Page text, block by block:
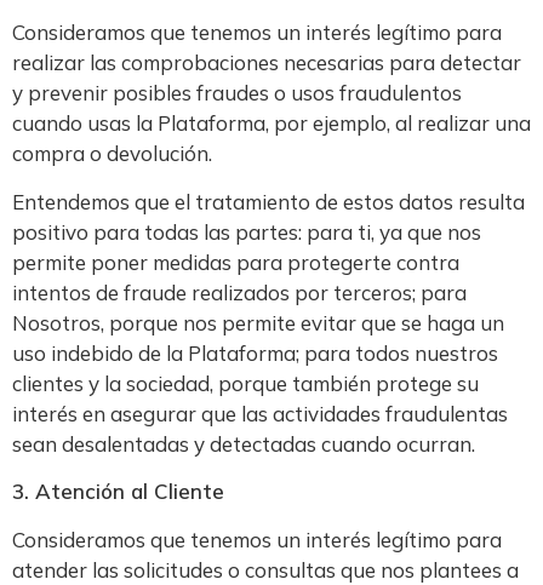
Consideramos que tenemos un interés legítimo para
realizar las comprobaciones necesarias para detectar
y prevenir posibles fraudes o usos fraudulentos
cuando usas la Plataforma, por ejemplo, al realizar una
compra o devolución.
Entendemos que el tratamiento de estos datos resulta
positivo para todas las partes: para ti, ya que nos
permite poner medidas para protegerte contra
intentos de fraude realizados por terceros; para
Nosotros, porque nos permite evitar que se haga un
uso indebido de la Plataforma; para todos nuestros
clientes y la sociedad, porque también protege su
interés en asegurar que las actividades fraudulentas
sean desalentadas y detectadas cuando ocurran.
3. Atención al Cliente
Consideramos que tenemos un interés legítimo para
atender las solicitudes o consultas que nos plantees a